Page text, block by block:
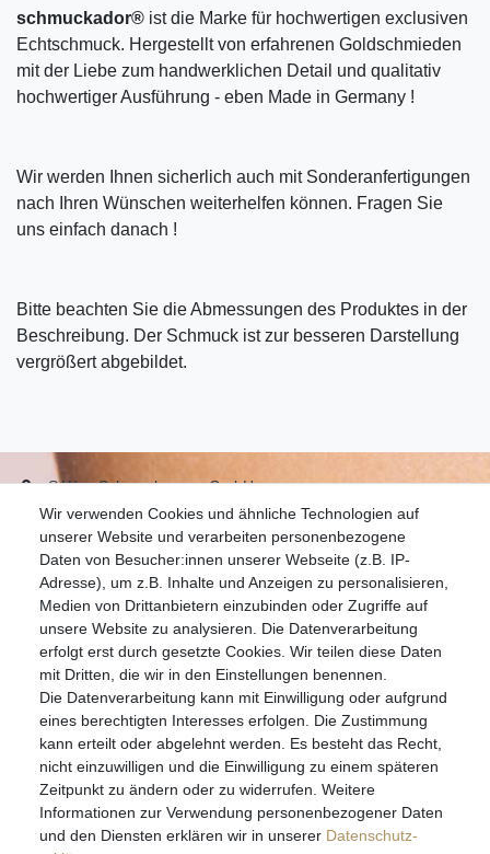
schmuckador® ist die Marke für hochwertigen exclusiven
Echtschmuck. Hergestellt von erfahrenen Goldschmieden
mit der Liebe zum handwerklichen Detail und qualitativ
hochwertiger Ausführung - eben Made in Germany !
Wir werden Ihnen sicherlich auch mit Sonderanfertigungen
nach Ihren Wünschen weiterhelfen können. Fragen Sie
uns einfach danach !
Bitte beachten Sie die Abmessungen des Produktes in der
Beschreibung. Der Schmuck ist zur besseren Darstellung
vergrößert abgebildet.
Wir verwenden Cookies und ähnliche Technologien auf
unserer Website und verarbeiten personenbezogene
Daten von Besucher:innen unserer Webseite (z.B. IP-
Adresse), um z.B. Inhalte und Anzeigen zu personalisieren,
Medien von Drittanbietern einzubinden oder Zugriffe auf
unsere Website zu analysieren. Die Datenverarbeitung
erfolgt erst durch gesetzte Cookies. Wir teilen diese Daten
mit Dritten, die wir in den Einstellungen benennen.
Die Datenverarbeitung kann mit Einwilligung oder aufgrund
eines berechtigten Interesses erfolgen. Die Zustimmung
kann erteilt oder abgelehnt werden. Es besteht das Recht,
nicht einzuwilligen und die Einwilligung zu einem späteren
Zeitpunkt zu ändern oder zu widerrufen. Weitere
Informationen zur Verwendung personenbezogener Daten
und den Diensten erklären wir in unserer Daten­schutz­
S.W.w. Schmuckwaren GmbH
07051-9608828
info@schmuckador.de
Montag bis Freitag 8.30 – 12.00 Uhr und 13.30 bis 17.30 Uhr
Widerrufs­recht Widerrufs­formular Impressum
Daten­schutz­erklärung AGB
E-MAIL **